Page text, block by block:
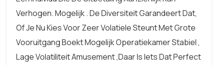
Verhogen. Mogelijk . De Diversiteit Garandeert Dat,
Of Je Nu Kies Voor Zeer Volatiele Steunt Met Grote
Vooruitgang Boekt Mogelijk Operatiekamer Stabiel ,
Lage Volatiliteit Amusement ,Daar Is Iets Dat Perfect